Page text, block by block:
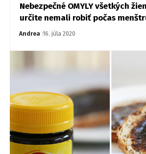
Nebezpečné OMYLY všetkých
určite nemali robiť počas
Andrea 16. júla 2020